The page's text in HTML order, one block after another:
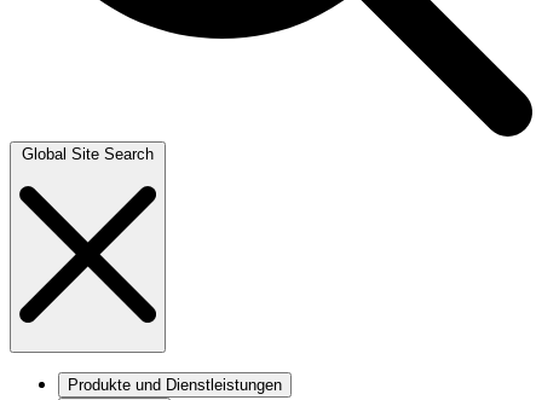
Global Site Search
Produkte und Dienstleistungen